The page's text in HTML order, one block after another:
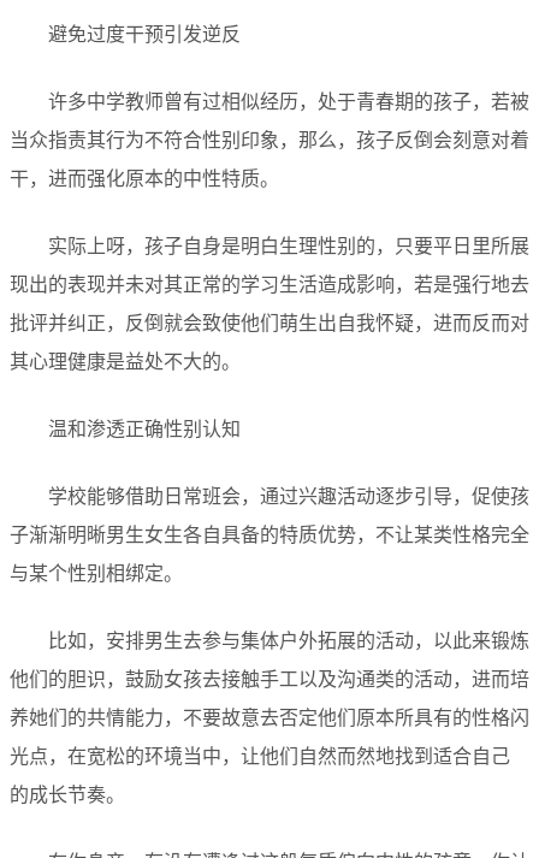
避免过度干预引发逆反
许多中学教师曾有过相似经历，处于青春期的孩子，若被
当众指责其行为不符合性别印象，那么，孩子反倒会刻意对着
干，进而强化原本的中性特质。
实际上呀，孩子自身是明白生理性别的，只要平日里所展
现出的表现并未对其正常的学习生活造成影响，若是强行地去
批评并纠正，反倒就会致使他们萌生出自我怀疑，进而反而对
其心理健康是益处不大的。
温和渗透正确性别认知
学校能够借助日常班会，通过兴趣活动逐步引导，促使孩
子渐渐明晰男生女生各自具备的特质优势，不让某类性格完全
与某个性别相绑定。
比如，安排男生去参与集体户外拓展的活动，以此来锻炼
他们的胆识，鼓励女孩去接触手工以及沟通类的活动，进而培
养她们的共情能力，不要故意去否定他们原本所具有的性格闪
光点，在宽松的环境当中，让他们自然而然地找到适合自己
的成长节奏。